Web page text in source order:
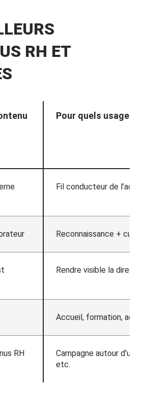
RH ET
Pour quels usages ?
Fil conducteur de
Reconnaissance +
Rendre visible la
Accueil, formation,
RH
Campagne autour d’un
etc.